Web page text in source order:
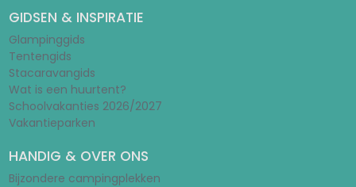
GIDSEN & INSPIRATIE
Glampinggids
Tentengids
Stacaravangids
Wat is een huurtent?
Schoolvakanties 2026/2027
Vakantieparken
HANDIG & OVER ONS
Bijzondere campingplekken